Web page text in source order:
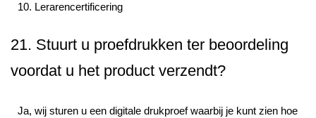
10. Lerarencertificering
21. Stuurt u proefdrukken ter beoordeling
voordat u het product verzendt?
Ja, wij sturen u een digitale drukproef waarbij je kunt zien hoe